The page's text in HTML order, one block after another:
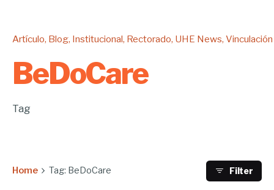
Artículo Blog Institucional Rectorado UHE News Vinculación
BeDoCare
Tag
Home Tag: BeDoCare Filter